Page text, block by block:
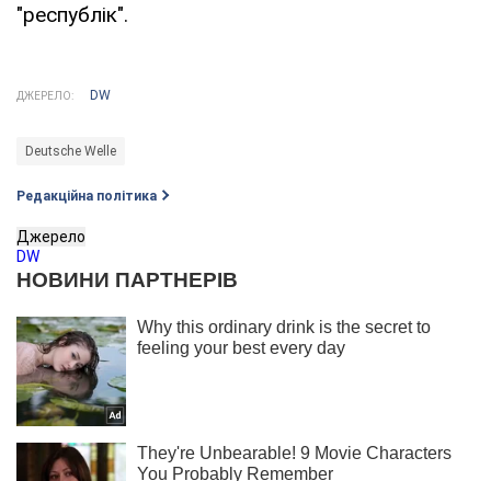
"республік".
ДЖЕРЕЛО: DW
Deutsche Welle
Редакційна політика
Джерело
DW